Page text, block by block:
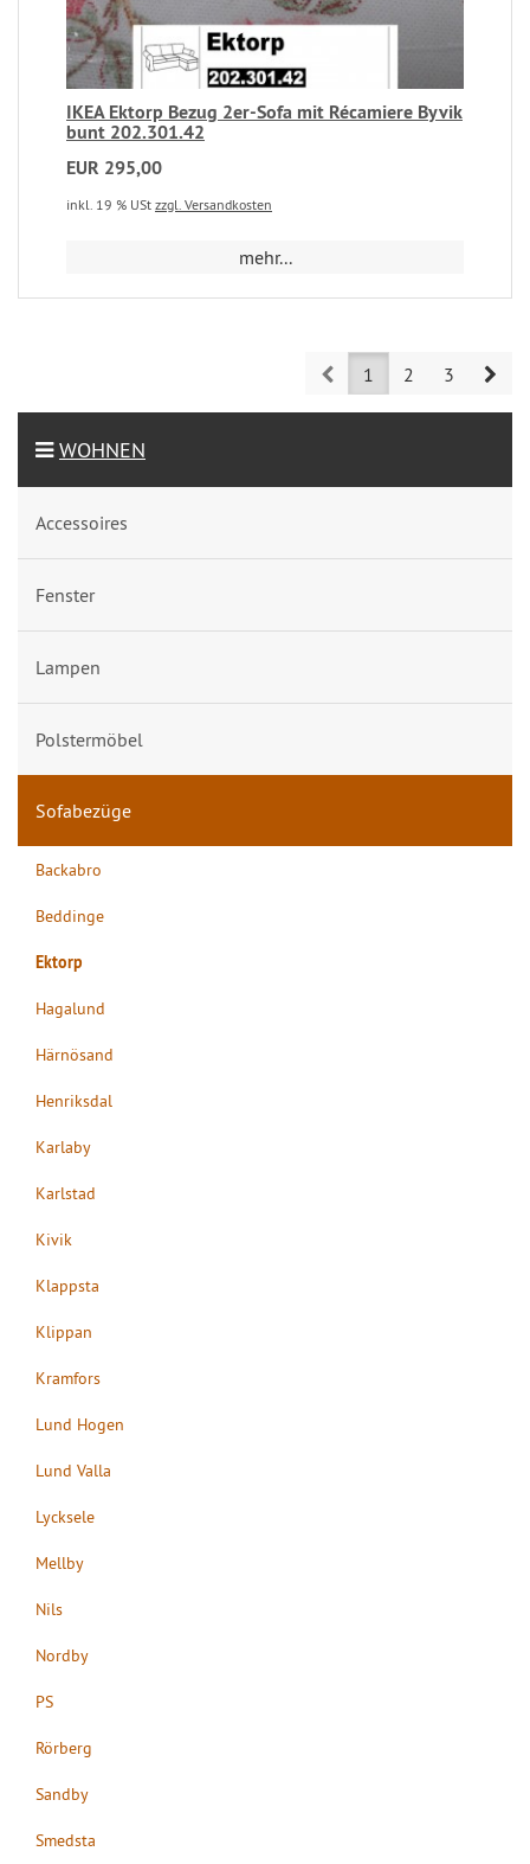
IKEA Ektorp Bezug 2er-Sofa mit Récamiere Byvik
bunt 202.301.42
EUR 295,00
inkl. 19 % USt zzgl. Versandkosten
mehr...
Prev1 2 3
WOHNEN
Accessoires
Fenster
Lampen
Polstermöbel
Sofabezüge
Backabro
Beddinge
Ektorp
Hagalund
Härnösand
Henriksdal
Karlaby
Karlstad
Kivik
Klappsta
Klippan
Kramfors
Lund Hogen
Lund Valla
Lycksele
Mellby
Nils
Nordby
PS
Rörberg
Sandby
Smedsta